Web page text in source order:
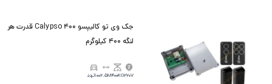
جک وی تو کالیپسو Calypso 400 قدرت هر
لنگه 400 کیلوگرم
220V
400KG
2.5M100تردد